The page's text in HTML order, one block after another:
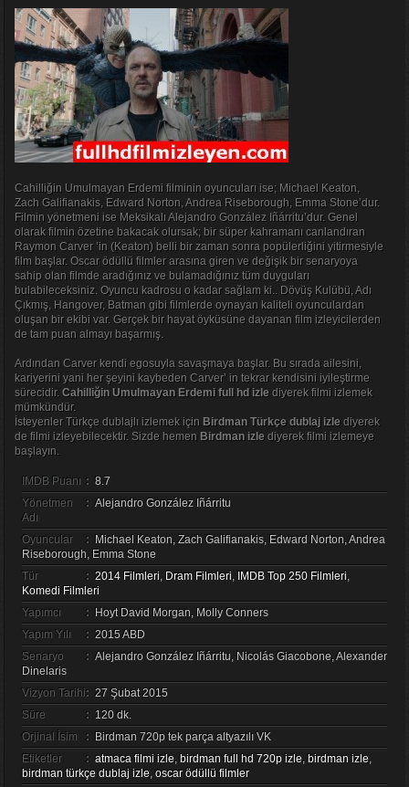
Cahilliğin Umulmayan Erdemi filminin oyuncuları ise; Michael Keaton,
Zach Galifianakis, Edward Norton, Andrea Riseborough, Emma Stone’dur.
Filmin yönetmeni ise Meksikalı Alejandro González Iñárritu’dur. Genel
olarak filmin özetine bakacak olursak; bir süper kahramanı canlandıran
Raymon Carver ’in (Keaton) belli bir zaman sonra popülerliğini yitirmesiyle
film başlar. Oscar ödüllü filmler arasına giren ve değişik bir senaryoya
sahip olan filmde aradığınız ve bulamadığınız tüm duyguları
bulabileceksiniz. Oyuncu kadrosu o kadar sağlam ki.. Dövüş Kulübü, Adı
Çıkmış, Hangover, Batman gibi filmlerde oynayan kaliteli oyunculardan
oluşan bir ekibi var. Gerçek bir hayat öyküsüne dayanan film izleyicilerden
de tam puan almayı başarmış.
Ardından Carver kendi egosuyla savaşmaya başlar. Bu sırada ailesini,
kariyerini yani her şeyini kaybeden Carver’ in tekrar kendisini iyileştirme
sürecidir. Cahilliğin Umulmayan Erdemi full hd izlediyerek filmi izlemek
mümkündür.
İsteyenler Türkçe dublajlı izlemek için Birdman Türkçe dublaj izlediyerek
de filmi izleyebilecektir. Sizde hemen Birdman izlediyerek filmi izlemeye
başlayın.
IMDB Puanı : 8.7
Yönetmen
Adı
: Alejandro González Iñárritu
Oyuncular : Michael Keaton, Zach Galifianakis, Edward Norton, Andrea
Riseborough, Emma Stone
Tür
: 2014 Filmleri, Dram Filmleri, IMDB Top 250 Filmleri,
Komedi Filmleri
Yapımcı
: Hoyt David Morgan, Molly Conners
Yapım Yılı
: 2015 ABD
Senaryo
: Alejandro González Iñárritu, Nicolás Giacobone, Alexander
Dinelaris
Vizyon Tarihi: 27 Şubat 2015
Süre
: 120 dk.
Orjinal İsim
: Birdman 720p tek parça altyazılı VK
Etiketler
: atmaca filmi izle, birdman full hd 720p izle, birdman izle,
birdman türkçe dublaj izle, oscar ödüllü filmler